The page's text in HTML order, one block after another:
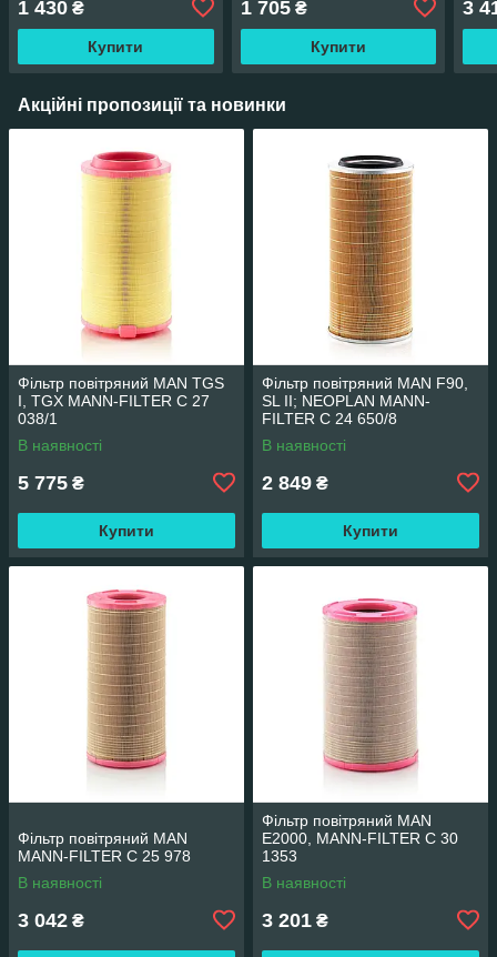
1 430 ₴
Купити
(RIDER) RD270P
1 705₴
Купити
3
Акційні пропозиції та новинки
Фільтр повітряний MAN TGS
I, TGX MANN-FILTER C 27
038/1
В наявності
5 775 ₴
Купити
Фільтр повітряний MAN F90,
SL II; NEOPLAN MANN-
FILTER C 24 650/8
В наявності
2 849 ₴
Купити
Фільтр повітряний MAN
MANN-FILTER C 25 978
В наявності
3 042 ₴
Фільтр повітряний MAN
E2000, MANN-FILTER C 30
1353
В наявності
3 201 ₴